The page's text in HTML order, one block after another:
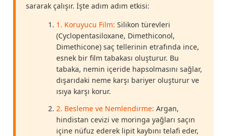
sararak çalışır. İşte adım adım etkisi:
1. Koruyucu Film: Silikon türevleri
(Cyclopentasiloxane, Dimethiconol,
Dimethicone) saç tellerinin etrafında ince,
esnek bir film tabakası oluşturur. Bu
tabaka, nemin içeride hapsolmasını sağlar,
dışarıdaki neme karşı bariyer oluşturur ve
ısıya karşı korur.
2. Besleme ve Nemlendirme: Argan,
hindistan cevizi ve moringa yağları saçın
içine nüfuz ederek lipit kaybını telafi eder,